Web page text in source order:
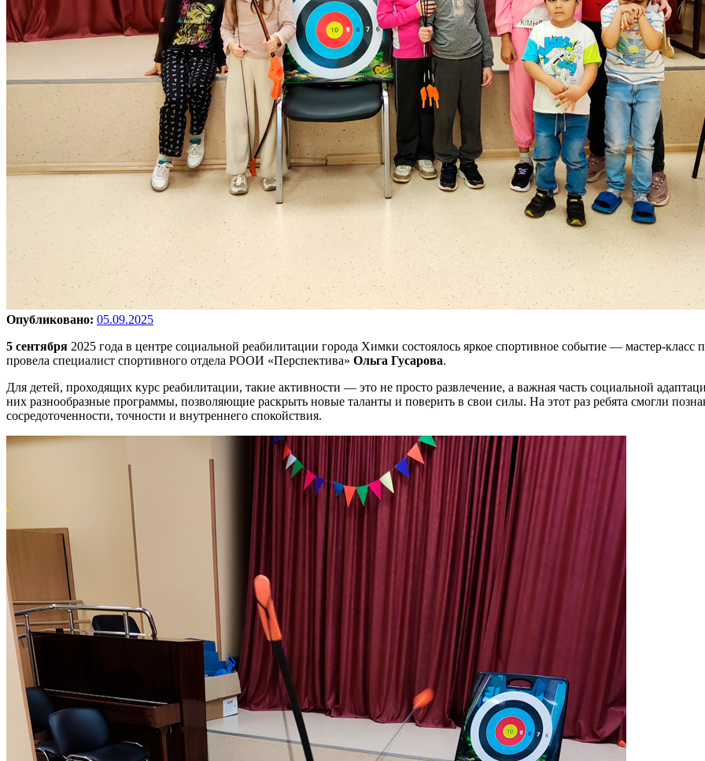
Опубликовано: 05.09.2025
5 сентября 2025 года в центре социальной реабилитации города Химки состоялось яркое спортивное событие — мастер-
провела специалист спортивного отдела РООИ «Перспектива» Ольга Гусарова.
Для детей, проходящих курс реабилитации, такие активности — это не просто развлечение, а важная часть социальной
них разнообразные программы, позволяющие раскрыть новые таланты и поверить в свои силы. На этот раз ребята смогли
сосредоточенности, точности и внутреннего спокойствия.